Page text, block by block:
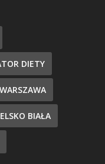
DIETY
BIAŁA